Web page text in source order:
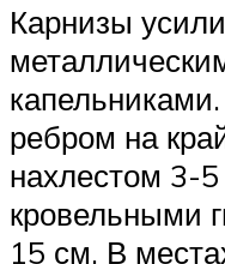
Карнизы
ребром на
нахлестом 3-
кровельными
15 см. В